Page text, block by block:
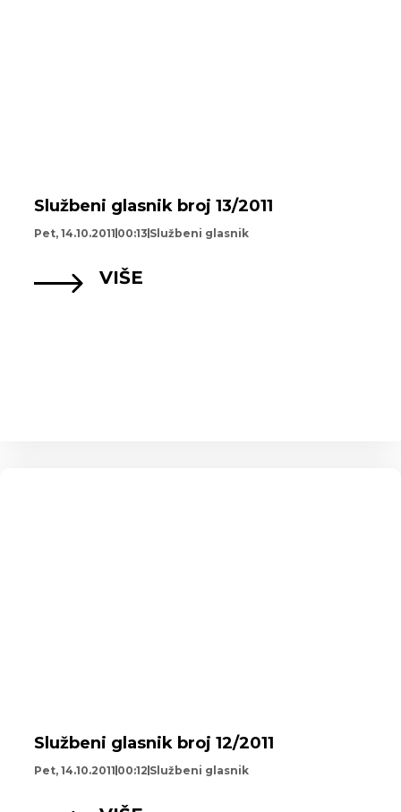
Službeni glasnik broj 13/2011
Pet, 14.10.2011 00:13 Službeni glasnik
VIŠE
Službeni glasnik broj 12/2011
Pet, 14.10.2011 00:12 Službeni glasnik